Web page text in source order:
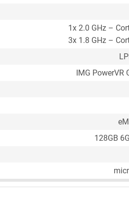
1x 2.0 GHz –
3x 1.8 GHz –
IMG PowerVR
128GB